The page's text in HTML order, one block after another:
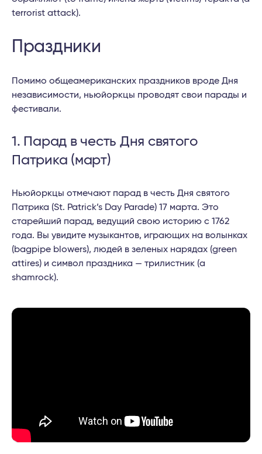
terrorist attack).
Праздники
Помимо общеамериканских праздников вроде Дня
независимости, ньюйоркцы проводят свои парады и
фестивали.
1. Парад в честь Дня святого
Патрика (март)
Ньюйоркцы отмечают парад в честь Дня святого
Патрика (St. Patrick’s Day Parade) 17 марта. Это
старейший парад, ведущий свою историю с 1762
года. Вы увидите музыкантов, играющих на волынках
(bagpipe blowers), людей в зеленых нарядах (green
attires) и символ праздника — трилистник (a
shamrock).